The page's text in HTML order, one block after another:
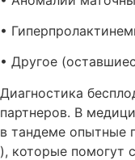
•
• Другое
Диагностика
партнеров. В
в тандеме опытные
), которые помогут